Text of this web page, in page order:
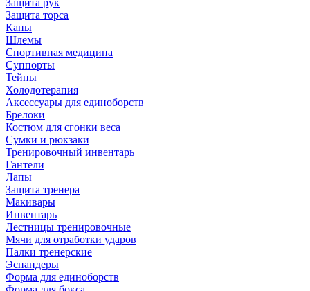
Защита рук
Защита торса
Капы
Шлемы
Спортивная медицина
Суппорты
Тейпы
Холодотерапия
Аксессуары для единоборств
Брелоки
Костюм для сгонки веса
Сумки и рюкзаки
Тренировочный инвентарь
Гантели
Лапы
Защита тренера
Макивары
Инвентарь
Лестницы тренировочные
Мячи для отработки ударов
Палки тренерские
Эспандеры
Форма для единоборств